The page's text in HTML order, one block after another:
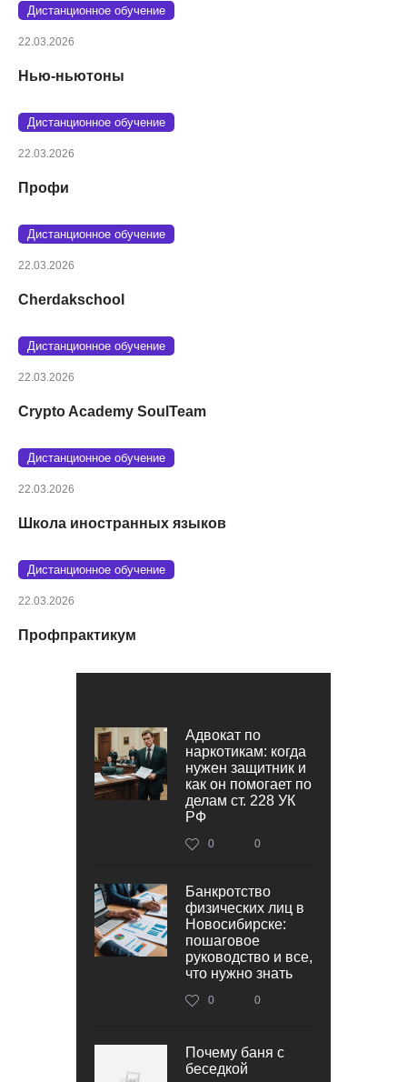
Дистанционное обучение
22.03.2026
Нью-ньютоны
Дистанционное обучение
22.03.2026
Профи
Дистанционное обучение
22.03.2026
Cherdakschool
Дистанционное обучение
22.03.2026
Crypto Academy SoulTeam
Дистанционное обучение
22.03.2026
Школа иностранных языков
Дистанционное обучение
22.03.2026
Профпрактикум
Адвокат по
наркотикам: когда
нужен защитник и
как он помогает по
делам ст. 228 УК
РФ
0 0
Банкротство
физических лиц в
Новосибирске:
пошаговое
руководство и все,
что нужно знать
0 0
Почему баня с
беседкой